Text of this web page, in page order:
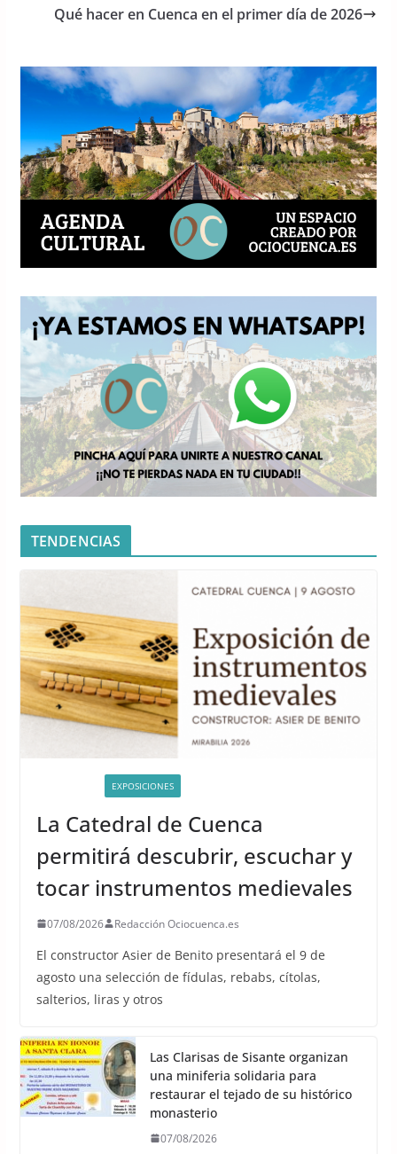
o p
Qué hacer en Cuenca en el primer día de 2026
TENDENCIAS
EXPOSICIONES
La Catedral de Cuenca
permitirá descubrir, escuchar y
tocar instrumentos medievales
07/08/2026 Redacción Ociocuenca.es
El constructor Asier de Benito presentará el 9 de
agosto una selección de fídulas, rebabs, cítolas,
salterios, liras y otros
Las Clarisas de Sisante organizan
una miniferia solidaria para
restaurar el tejado de su histórico
monasterio
07/08/2026